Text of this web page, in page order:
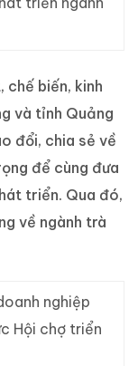
biến, kinh
và tỉnh Quảng
đổi, chia sẻ về
để cùng đưa
triển. Qua đó,
về ngành trà